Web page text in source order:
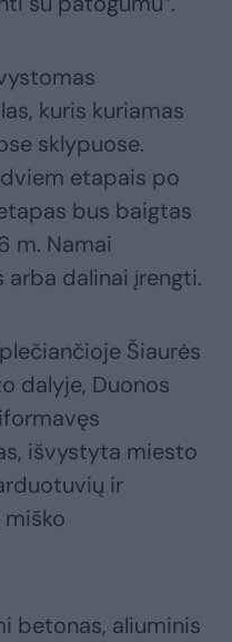
kuris kuriamas
sklypuose.
etapais po
bus baigtas
m. Namai
dalinai įrengti.
Šiaurės
dalyje, Duonos
išvystyta miesto
ir
betonas, aliuminis